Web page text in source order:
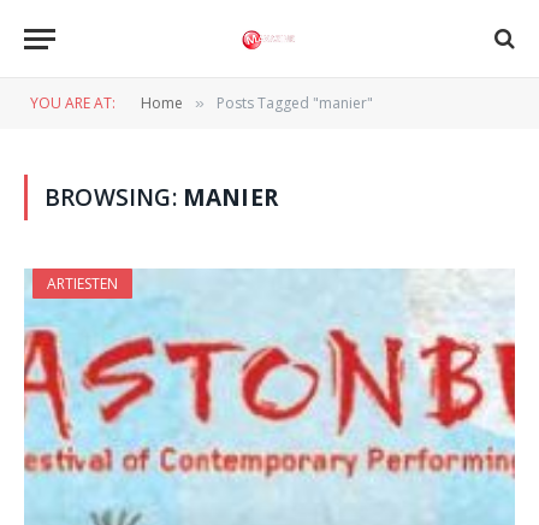
YOU ARE AT: Home » Posts Tagged "manier"
BROWSING: MANIER
ARTIESTEN